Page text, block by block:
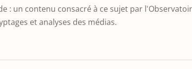
: un contenu consacré à ce sujet par
et analyses des médias.